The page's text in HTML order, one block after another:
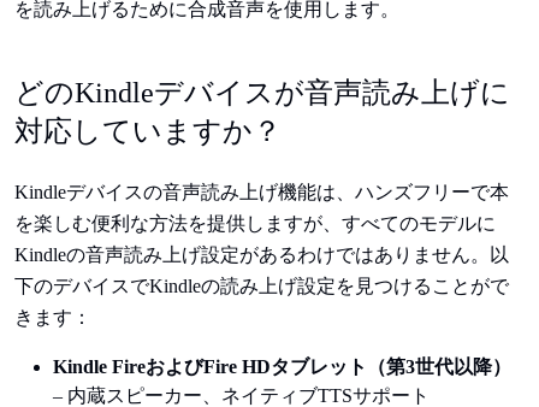
を読み上げるために合成音声を使用します。
どのKindleデバイスが音声読み上げに
対応していますか？
Kindleデバイスの音声読み上げ機能は、ハンズフリーで本
を楽しむ便利な方法を提供しますが、すべてのモデルに
Kindleの音声読み上げ設定があるわけではありません。以
下のデバイスでKindleの読み上げ設定を見つけることがで
きます：
Kindle FireおよびFire HDタブレット（第3世代以降）
– 内蔵スピーカー、ネイティブTTSサポート